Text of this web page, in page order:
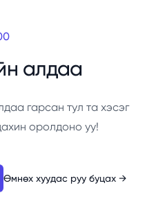
алдаа
гарсан тул та хэсэг
оролдоно уу!
Өмнөх хуудас руу буцах →